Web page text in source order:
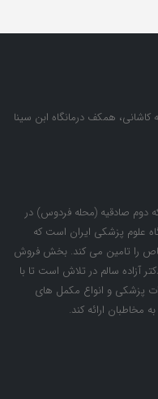
کاشانی، همکف درمانگاه ابن سینا
دوم صادقیه (محله فردوس) در
علوم پزشکی ایران است که
را تامین می کند. بخش فروش
آزاده سالم در تلاش است تا با
پزشکی و انواع مکمل های
مخاطبان ارائه کند.